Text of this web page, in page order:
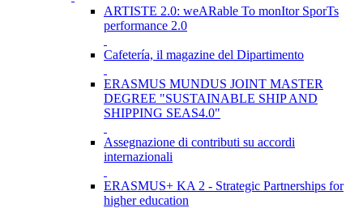
ARTISTE 2.0: weARable To monItor SporTs
performance 2.0
Cafetería, il magazine del Dipartimento
ERASMUS MUNDUS JOINT MASTER
DEGREE "SUSTAINABLE SHIP AND
SHIPPING SEAS4.0"
Assegnazione di contributi su accordi
internazionali
ERASMUS+ KA 2 - Strategic Partnerships for
higher education